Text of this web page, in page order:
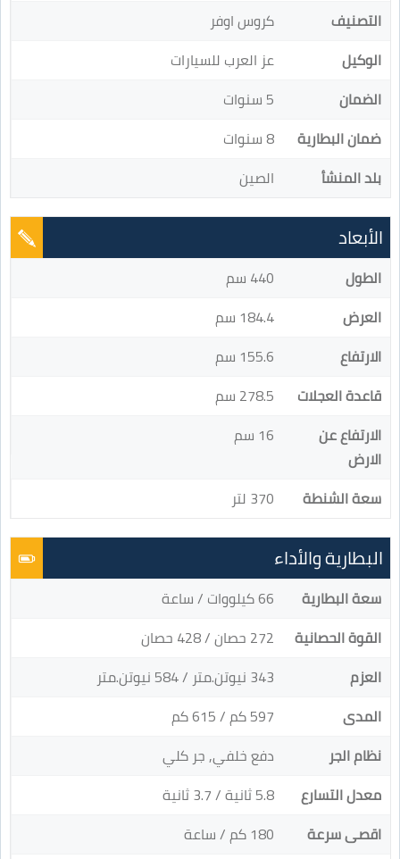
التصنيف
كروس اوفر
الوكيل
عز العرب للسيارات
الضمان
5 سنوات
ضمان البطارية
8 سنوات
بلد المنشأ
الصين
الأبعاد
الطول
440 سم
العرض
184.4 سم
الارتفاع
155.6 سم
قاعدة العجلات
278.5 سم
الارتفاع عن
الارض
16 سم
سعة الشنطة 370 لتر
البطارية والأداء
سعة البطارية
66 كيلووات / ساعة
القوة الحصانية
272 حصان / 428 حصان
العزم
343 نيوتن.متر / 584 نيوتن.متر
المدى
597 كم / 615 كم
نظام الجر
دفع خلفي, جر كلي
معدل التسارع
5.8 ثانية / 3.7 ثانية
اقصى سرعة
180 كم / ساعة